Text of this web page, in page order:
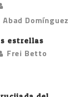
Domínguez
estrellas
Frei Betto